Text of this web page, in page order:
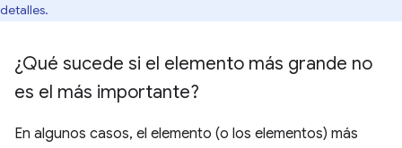
detalles.
¿Qué sucede si el elemento más grande no
es el más importante?
En algunos casos, el elemento (o los elementos) más